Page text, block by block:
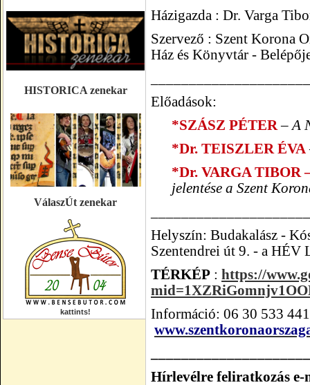
HISTORICA zenekar
VálaszÚt zenekar
kattints!
Házigazda : Dr. Varga
Szervező : Szent Korona
Ház és Könyvtár -
Előadások:
*SZÁSZ PÉTER – A
*Dr. TEISZLER ÉVA
*Dr. VARGA TIBOR
jelentése a Szent
Helyszín: Budakalász -
Szentendrei út 9. - a HÉV
TÉRKÉP : https://
Információ: 06 30 533
Hírlevélre feliratkozás e-